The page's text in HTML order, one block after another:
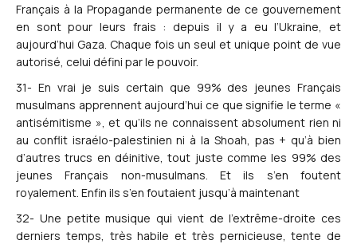
Français à la Propagande permanente de ce gouvernement
en sont pour leurs frais : depuis il y a eu l’Ukraine, et
aujourd’hui Gaza. Chaque fois un seul et unique point de vue
autorisé, celui défini par le pouvoir.
31- En vrai je suis certain que 99% des jeunes Français
musulmans apprennent aujourd’hui ce que signifie le terme «
antisémitisme », et qu’ils ne connaissent absolument rien ni
au conflit israélo-palestinien ni à la Shoah, pas + qu’à bien
d’autres trucs en déinitive, tout juste comme les 99% des
jeunes Français non-musulmans. Et ils s’en foutent
royalement. Enfin ils s’en foutaient jusqu’à maintenant
32- Une petite musique qui vient de l’extrême-droite ces
derniers temps, très habile et très pernicieuse, tente de